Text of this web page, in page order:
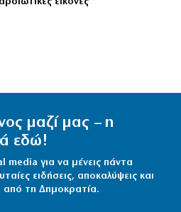
μαζί μας – η
εδώ!
για να μένεις πάντα
ειδήσεις, αποκαλύψεις και
από τη Δημοκρατία.